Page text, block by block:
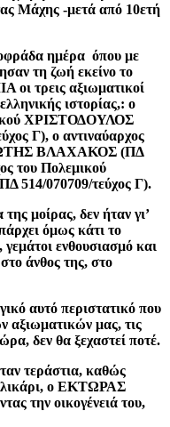
Μάχης -μετά από 10ετή
ημέρα όπου με
τη ζωή εκείνο το
οι τρεις αξιωματικοί
ιστορίας,: ο
ΧΡΙΣΤΟΔΟΥΛΟΣ
Γ), ο αντιναύαρχος
ΒΛΑΧΑΚΟΣ (ΠΔ
του Πολεμικού
070709/τεύχος Γ).
μοίρας, δεν ήταν γι’
όμως κάτι το
ενθουσιασμό και
άνθος της, στο
αυτό περιστατικό που
αξιωματικών μας, τις
δεν θα ξεχαστεί ποτέ.
τεράστια, καθώς
ο ΕΚΤΩΡΑΣ
την οικογένειά του,